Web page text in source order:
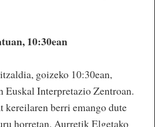
10:30ean
goizeko 10:30ean,
Interpretazio Zentroan.
kereilaren berri emango dute
horretan. Aurretik Elgetako